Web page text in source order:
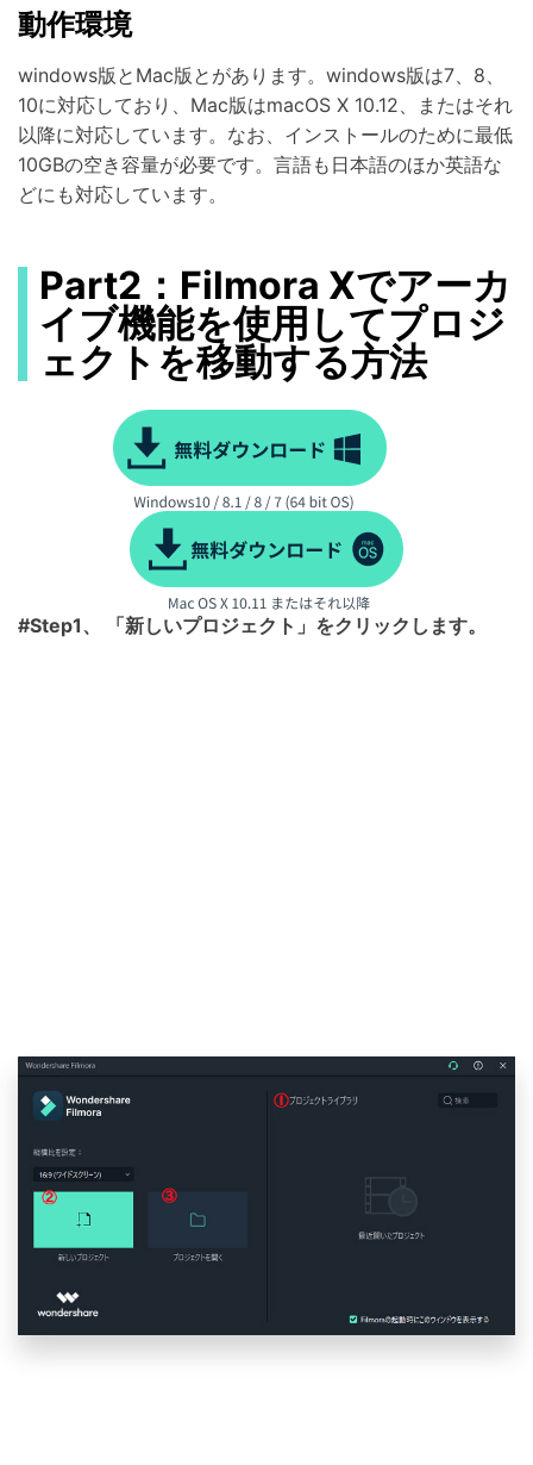
動作環境
windows版とMac版とがあります。windows版は7、8、
10に対応しており、Mac版はmacOS X 10.12、またはそれ
以降に対応しています。なお、インストールのために最低
10GBの空き容量が必要です。言語も日本語のほか英語な
どにも対応しています。
Part2：Filmora Xでアーカ
イブ機能を使用してプロジ
ェクトを移動する方法
#Step1、 「新しいプロジェクト」をクリックします。